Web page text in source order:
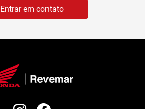
Entrar em contato